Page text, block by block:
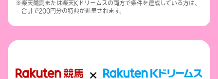
楽天競馬または楽天Kドリームスの両方で条件を達成している方は、
合計で200円分の特典が進呈されます。